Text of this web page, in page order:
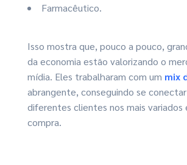
Farmacêutico.
Isso mostra que, pouco a pouco,
da economia estão valorizando o
mídia. Eles trabalharam com um mix
abrangente, conseguindo se
diferentes clientes nos mais variados
compra.